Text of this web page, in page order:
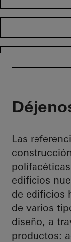
Las
edificios
de edificios
de varios
diseño, a
productos: